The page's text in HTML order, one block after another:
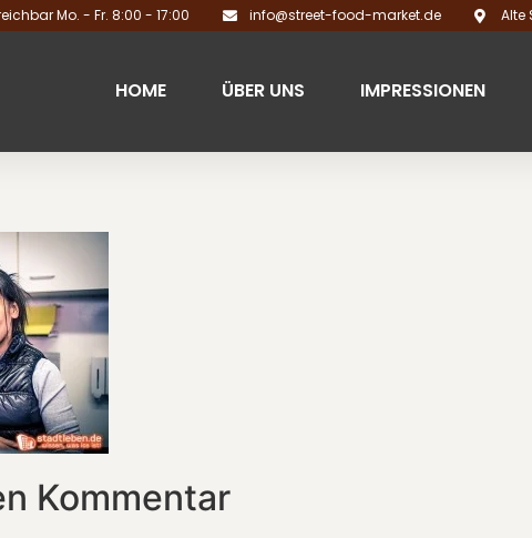
Mo. - Fr. 8:00 - 17:00 info@street-food-market.de Alte
HOME ÜBER UNS IMPRESSIONEN
Kommentar